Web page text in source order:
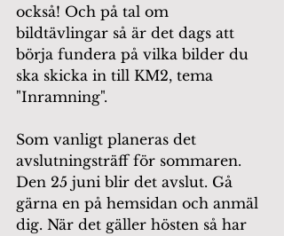
också! Och på tal om
bildtävlingar så är det dags att
börja fundera på vilka bilder du
ska skicka in till KM2, tema
"Inramning".
Som vanligt planeras det
avslutningsträff för sommaren.
Den 25 juni blir det avslut. Gå
gärna en på hemsidan och anmäl
dig. När det gäller hösten så har